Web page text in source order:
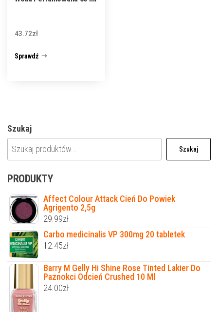
43.72zł
Sprawdź
Szukaj
Szukaj
PRODUKTY
Affect Colour Attack Cień Do Powiek
Agrigento 2,5g
29.99zł
Carbo medicinalis VP 300mg 20 tabletek
12.45zł
Barry M Gelly Hi Shine Rose Tinted Lakier Do
Paznokci Odcień Crushed 10 Ml
24.00zł